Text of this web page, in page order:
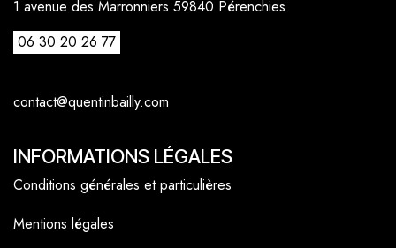
1 avenue des Marronniers 59840 Pérenchies
06 30 20 26 77
contact@quentinbailly.com
INFORMATIONS LÉGALES
Conditions générales et particulières
Mentions légales